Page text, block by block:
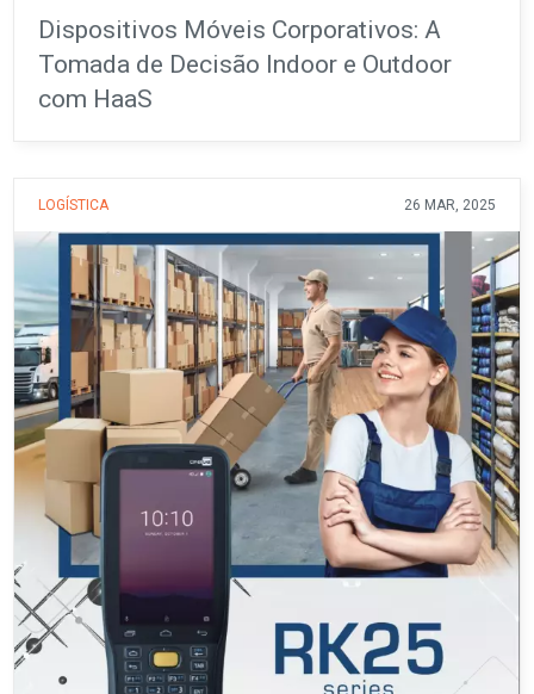
Dispositivos Móveis Corporativos: A
Tomada de Decisão Indoor e Outdoor
com HaaS
LOGÍSTICA 26 MAR, 2025